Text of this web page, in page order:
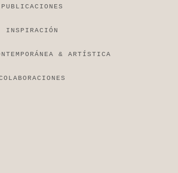
PUBLICACIONES
INSPIRACIÓN
& ARTÍSTICA